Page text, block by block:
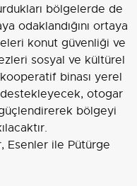
bölgelerde de
odaklandığını ortaya
konut güvenliği ve
sosyal ve kültürel
binası yerel
otogar
güçlendirerek bölgeyi
Esenler ile Pütürge